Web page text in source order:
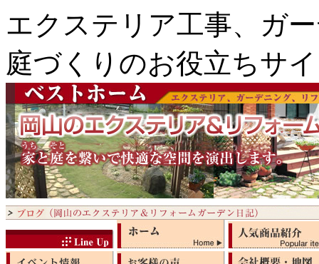
エクステリア工事、ガ
庭づくりのお役立ちサ